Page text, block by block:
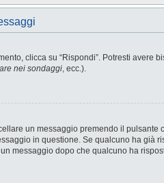
clicca su “Rispondi”. Potresti
nei sondaggi, ecc.).
un messaggio premendo il
in questione. Se qualcuno ha già
messaggio dopo che qualcuno ha